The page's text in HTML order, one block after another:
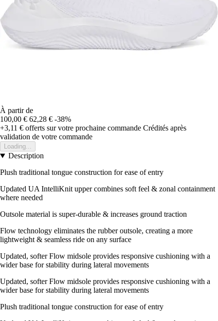
À partir de
100,00 € 62,28 € -38%
+3,11 € offerts sur votre prochaine commande Crédités après
validation de votre commande
Loading...
Description
Plush traditional tongue construction for ease of entry
Updated UA IntelliKnit upper combines soft feel & zonal containment
where needed
Outsole material is super-durable & increases ground traction
Flow technology eliminates the rubber outsole, creating a more
lightweight & seamless ride on any surface
Updated, softer Flow midsole provides responsive cushioning with a
wider base for stability during lateral movements
Updated, softer Flow midsole provides responsive cushioning with a
wider base for stability during lateral movements
Plush traditional tongue construction for ease of entry